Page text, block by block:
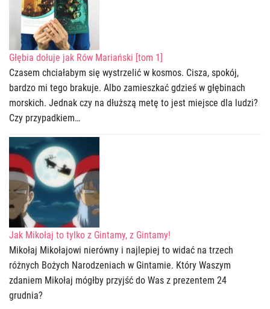
Głębia dołuje jak Rów Mariański [tom 1]
Czasem chciałabym się wystrzelić w kosmos. Cisza, spokój,
bardzo mi tego brakuje. Albo zamieszkać gdzieś w głębinach
morskich. Jednak czy na dłuższą metę to jest miejsce dla ludzi?
Czy przypadkiem…
Jak Mikołaj to tylko z Gintamy, z Gintamy!
Mikołaj Mikołajowi nierówny i najlepiej to widać na trzech
różnych Bożych Narodzeniach w Gintamie. Który Waszym
zdaniem Mikołaj mógłby przyjść do Was z prezentem 24
grudnia?